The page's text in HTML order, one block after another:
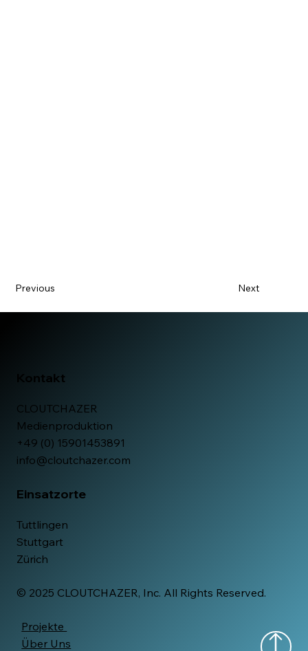
Previous Next
Kontakt
CLOUTCHAZER
Medienproduktion
+49 (0) 15901453891
info@cloutchazer.com
Einsatzorte
Tuttlingen
Stuttgart
Zürich
© 2025 CLOUTCHAZER, Inc. All Rights Reserved.
Projekte
Über Uns